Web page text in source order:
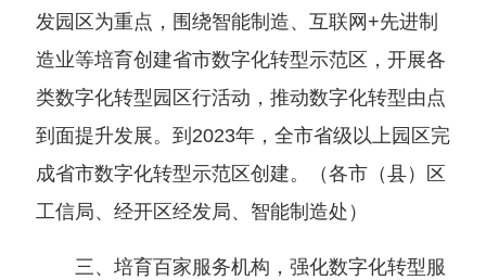
发园区为重点，围绕智能制造、互联网+先进制
造业等培育创建省市数字化转型示范区，开展各
类数字化转型园区行活动，推动数字化转型由点
到面提升发展。到 2023年，全市省级以上园区完
成省市数字化转型示范区创建。
（各市（县）
区
工信局、经开区经发局、智能制造处 ）
三、培育百家服务机构，强化数字化转型服